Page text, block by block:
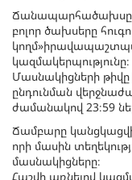
Ճանապարհածախսը,
բոլոր ծախսերը
կազմակերպությունը։
Մասնակիցների
ընդունման
ժամանակով 23։59
Ճամբարը
որի մասին
մասնակիցները։
Հաշվի առնելով